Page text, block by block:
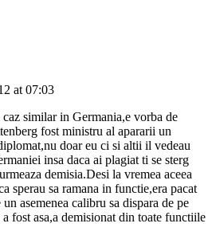
at 07:03
similar in Germania,e vorba de
fost ministru al apararii un
doar eu ci si altii il vedeau
insa daca ai plagiat ti se sterg
demisia.Desi la vremea aceea
sperau sa ramana in functie,era pacat
asemenea calibru sa dispara de pe
fost asa,a demisionat din toate functiile